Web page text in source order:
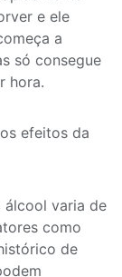
e ele
a
só consegue
hora.
efeitos da
varia de
como
de